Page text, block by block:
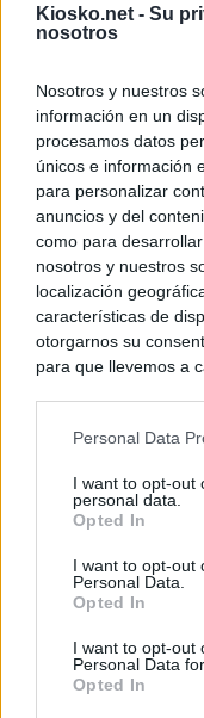
Kiosko.net - Su
nosotros
Nosotros y nuestros
información en un
procesamos datos
únicos e información
para personalizar
anuncios y del
como para
nosotros y nuestros
localización
características de
otorgarnos su
para que llevemos a
negar su
de su
rechazar tal
cualquier momento
visitando nuestra
Personal Data
I want to opt-out
personal data.
Opted In
I want to opt-out
Personal Data.
Opted In
I want to opt-out
Personal Data
Opted In